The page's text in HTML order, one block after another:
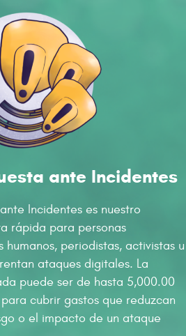
ante Incidentes
Incidentes es nuestro
rápida para personas
periodistas, activistas u
ataques digitales. La
puede ser de hasta 5,000.00
cubrir gastos que reduzcan
o el impacto de un ataque